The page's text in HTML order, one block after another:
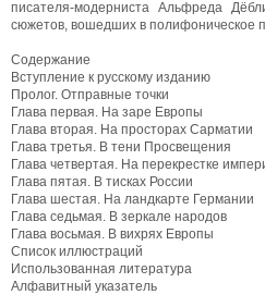
писателя-модерниста Альфреда
сюжетов, вошедших в полифоническое
Содержание
Вступление к русскому изданию
Пролог. Отправные точки
Глава первая. На заре Европы
Глава вторая. На просторах Сарматии
Глава третья. В тени Просвещения
Глава четвертая. На перекрестке
Глава пятая. В тисках России
Глава шестая. На ландкарте Германии
Глава седьмая. В зеркале народов
Глава восьмая. В вихрях Европы
Список иллюстраций
Использованная литература
Алфавитный указатель